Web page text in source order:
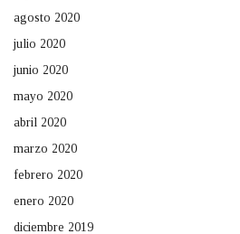
agosto 2020
julio 2020
junio 2020
mayo 2020
abril 2020
marzo 2020
febrero 2020
enero 2020
diciembre 2019